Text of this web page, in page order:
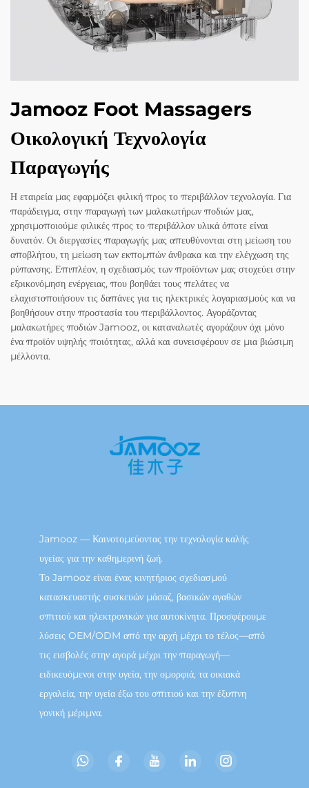
Jamooz Foot Massagers
Οικολογική Τεχνολογία
Παραγωγής
Η εταιρεία μας εφαρμόζει φιλική προς το περιβάλλον τεχνολογία. Για
παράδειγμα, στην παραγωγή των μαλακωτήρων ποδιών μας,
χρησιμοποιούμε φιλικές προς το περιβάλλον υλικά όποτε είναι
δυνατόν. Οι διεργασίες παραγωγής μας απευθύνονται στη μείωση του
αποβλήτου, τη μείωση των εκπομπών άνθρακα και την ελέγχωση της
ρύπανσης. Επιπλέον, η σχεδιασμός των προϊόντων μας στοχεύει στην
εξοικονόμηση ενέργειας, που βοηθάει τους πελάτες να
ελαχιστοποιήσουν τις δαπάνες για τις ηλεκτρικές λογαριασμούς και να
βοηθήσουν στην προστασία του περιβάλλοντος. Αγοράζοντας
μαλακωτήρες ποδιών Jamooz, οι καταναλωτές αγοράζουν όχι μόνο
ένα προϊόν υψηλής ποιότητας, αλλά και συνεισφέρουν σε μια βιώσιμη
μέλλοντα.
Jamooz — Καινοτομεύοντας την τεχνολογία καλής
υγείας για την καθημερινή ζωή.
Το Jamooz είναι ένας κινητήριος σχεδιασμού
κατασκευαστής συσκευών μάσαζ, βασικών αγαθών
σπιτιού και ηλεκτρονικών για αυτοκίνητα. Προσφέρουμε
λύσεις OEM/ODM από την αρχή μέχρι το τέλος—από
τις εισβολές στην αγορά μέχρι την παραγωγή—
ειδικευόμενοι στην υγεία, την ομορφιά, τα οικιακά
εργαλεία, την υγεία έξω του σπιτιού και την έξυπνη
γονική μέριμνα.